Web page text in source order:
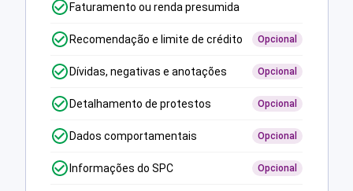
Faturamento ou renda presumida
Recomendação e limite de crédito Opcional
Dívidas, negativas e anotações Opcional
Detalhamento de protestos Opcional
Dados comportamentais Opcional
Informações do SPC Opcional